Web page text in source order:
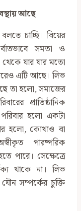
আছে
চাচ্ছি। বিয়ের
সমতা ও
যার যার মতো
এটি আছে। লিভ
তা হলো, সমাজের
প্রাতিষ্ঠানিক
হলো একটা
হলো, কোথাও বা
পারষ্পরিক
পারে। সেক্ষেত্রে
থাকে না। লিভ
সম্পর্কের চুক্তি